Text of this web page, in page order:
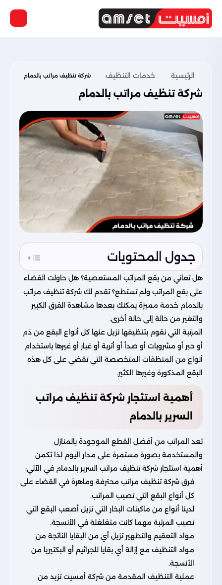
الرئيسية خدمات التنظيف شركة تنظيف مراتب بالدمام
شركة تنظيف مراتب بالدمام
جدول المحتويات
هل تعاني من بقع المراتب المستعصية؟ هل حاولت القضاء
على بقع المراتب ولم تستطع؟ تقدم لك شركة تنظيف مراتب
بالدمام خدمة مميزة يمكنك بعدها مشاهدة الفرق الكبير
والتغير من حالة إلى حالة أخرى.
المرتبة التي نقوم بتنظيفها نزيل عنها كل أنواع البقع من دَم
أو حبر أو مشروبات أو صدأ أو أتربة أو غبار أو غيرها باستخدام
أنواع من المنظفات المتخصصة التي تقضي على كل هذه
البقع المذكورة وغيرها الكثير.
أهمية استئجار شركة تنظيف مراتب
السرير بالدمام
تعد المراتب من أفضل القطع الموجودة بالمنازل
والمستخدمة بصورة مستمرة على مدار اليوم لذا تكمن
أهمية استئجار شركة تنظيف مراتب السرير بالدمام في الآتي:
فرق شركة تنظيف مراتب محترفة وماهرة في القضاء على
كل أنواع البقع التي تصيب المراتب.
لدينا أنواع من ماكينات البخار التي تزيل أصعب البقع التي
تصيب المرتبة مهما كانت متغلغلة في الأنسجة.
مواد التعقيم والتطهير تزيل أي من البقايا الناتجة من
مواد التنظيف مع إزالة أي بقايا للجراثيم أو البكتيريا من
الأنسجة.
عملية التنظيف المقدمة من شركة أمسيت تزيد من